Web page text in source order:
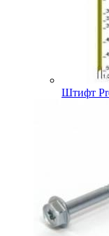
Штифт